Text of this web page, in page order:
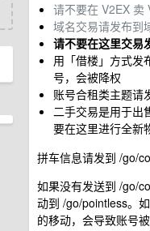
请不要在 V2EX 卖
域名交易请发布到
请不要在这里交易
用「借楼」方式发
号，会被降权
账号合租类主题请
二手交易是用于出
要在这里进行全新
拼车信息请发到 /go/
如果没有发送到 /go/
动到 /go/pointless。
的移动，会导致账号被